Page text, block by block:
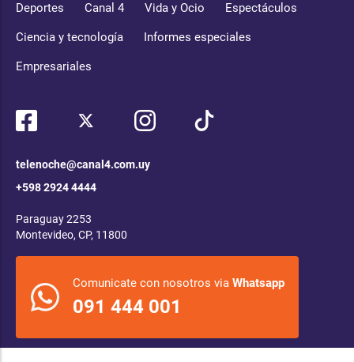
Deportes Canal 4 Vida y Ocio Espectáculos
Ciencia y tecnología Informes especiales
Empresariales
telenoche@canal4.com.uy
+598 2924 4444
Paraguay 2253
Montevideo, CP, 11800
Comunicate con nosotros via Whatsapp
091 444 001